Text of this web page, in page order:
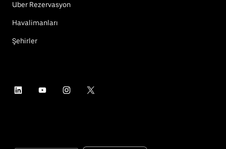
Uber Rezervasyon
Havalimanları
Şehirler